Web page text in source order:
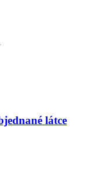
látce